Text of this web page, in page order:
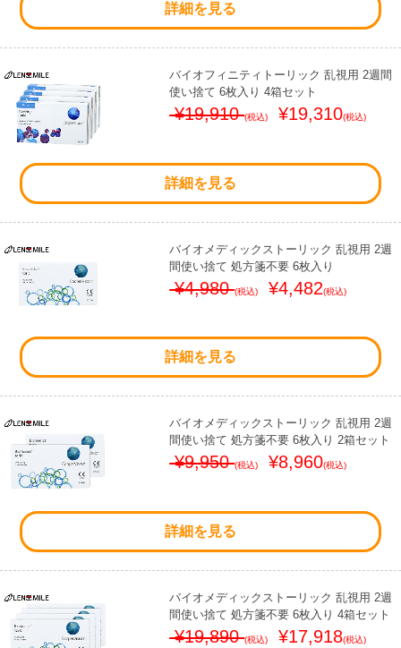
詳細を見る
バイオフィニティトーリック 乱視用 2週間
使い捨て 6枚入り 4箱セット
¥19,910(税込) ¥19,310(税込)
詳細を見る
バイオメディックストーリック 乱視用 2週
間使い捨て 処方箋不要 6枚入り
¥4,980(税込) ¥4,482(税込)
詳細を見る
バイオメディックストーリック 乱視用 2週
間使い捨て 処方箋不要 6枚入り 2箱セット
¥9,950(税込) ¥8,960(税込)
詳細を見る
バイオメディックストーリック 乱視用 2週
間使い捨て 処方箋不要 6枚入り 4箱セット
¥19,890(税込) ¥17,918(税込)